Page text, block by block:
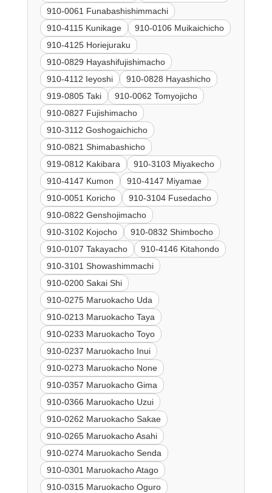
910-0061 Funabashishimmachi
910-4115 Kunikage
910-0106 Muikaichicho
910-4125 Horiejuraku
910-0829 Hayashifujishimacho
910-4112 Ieyoshi
910-0828 Hayashicho
919-0805 Taki
910-0062 Tomyojicho
910-0827 Fujishimacho
910-3112 Goshogaichicho
910-0821 Shimabashicho
919-0812 Kakibara
910-3103 Miyakecho
910-4147 Kumon
910-4147 Miyamae
910-0051 Koricho
910-3104 Fusedacho
910-0822 Genshojimacho
910-3102 Kojocho
910-0832 Shimbocho
910-0107 Takayacho
910-4146 Kitahondo
910-3101 Showashimmachi
910-0200 Sakai Shi
910-0275 Maruokacho Uda
910-0213 Maruokacho Taya
910-0233 Maruokacho Toyo
910-0237 Maruokacho Inui
910-0273 Maruokacho None
910-0357 Maruokacho Gima
910-0366 Maruokacho Uzui
910-0262 Maruokacho Sakae
910-0265 Maruokacho Asahi
910-0274 Maruokacho Senda
910-0301 Maruokacho Atago
910-0315 Maruokacho Oguro